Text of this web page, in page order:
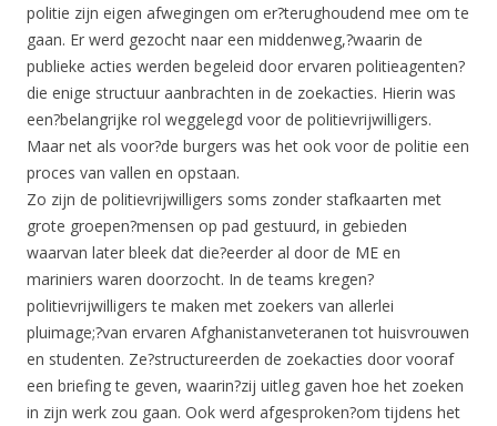
politie zijn eigen afwegingen om er?terughoudend mee om te
gaan. Er werd gezocht naar een middenweg,?waarin de
publieke acties werden begeleid door ervaren politieagenten?
die enige structuur aanbrachten in de zoekacties. Hierin was
een?belangrijke rol weggelegd voor de politievrijwilligers.
Maar net als voor?de burgers was het ook voor de politie een
proces van vallen en opstaan.
Zo zijn de politievrijwilligers soms zonder stafkaarten met
grote groepen?mensen op pad gestuurd, in gebieden
waarvan later bleek dat die?eerder al door de ME en
mariniers waren doorzocht. In de teams kregen?
politievrijwilligers te maken met zoekers van allerlei
pluimage;?van ervaren Afghanistanveteranen tot huisvrouwen
en studenten. Ze?structureerden de zoekacties door vooraf
een briefing te geven, waarin?zij uitleg gaven hoe het zoeken
in zijn werk zou gaan. Ook werd afgesproken?om tijdens het